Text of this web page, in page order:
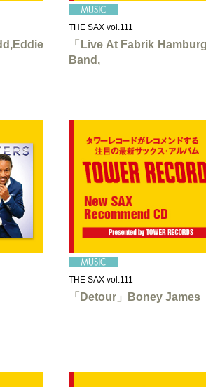
THE SAX vol.111
「Live At Fabrik
Band,
THE SAX vol.111
「Detour」Boney James